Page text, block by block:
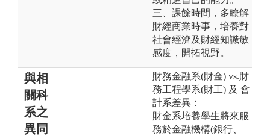
三、課餘時間，多瞭解
財經商業時事，培養對
社會經濟及財經知識敏
感度，開拓視野。
與相
關科
系之
異同
財務金融系(財金) vs.財
務工程學系(財工) 及 會
計系差異：
財金系培養學生將來服
務於金融機構(銀行、